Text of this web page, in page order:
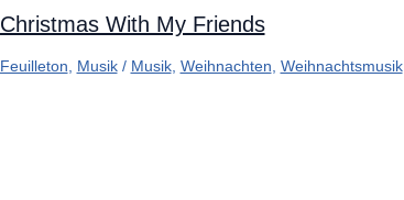
Christmas With My Friends
Feuilleton Musik/ Musik, Weihnachten Weihnachtsmusik